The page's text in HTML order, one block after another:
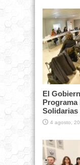
El
Programa
Solidarias
4 agosto,